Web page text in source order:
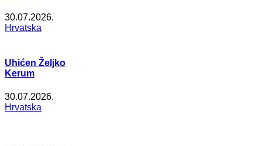
30.07.2026.
Hrvatska
Uhićen Željko
Kerum
30.07.2026.
Hrvatska